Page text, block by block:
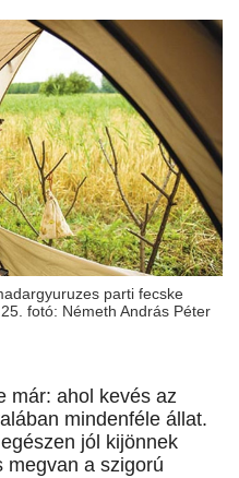
parti fecske
fotó: Németh András Péter
már: ahol kevés az
mindenféle állat.
jól kijönnek
megvan a szigorú